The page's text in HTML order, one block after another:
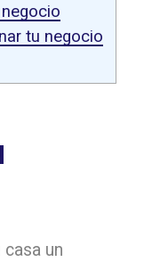
tu negocio
casa un